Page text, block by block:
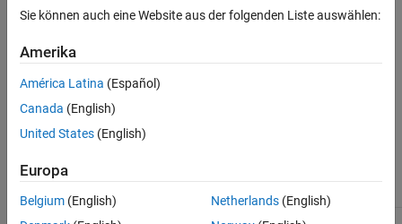
Before starting to log signals:
Connect the VEX ®
Create or open a Simulink
Block Name
Block Icon
To Workspace
Sie können auch eine Website aus der folgenden Liste auswählen:
Amerika
América Latina (Español)
Canada (English)
United States (English)
Europa
Belgium (English)
Netherlands(English)